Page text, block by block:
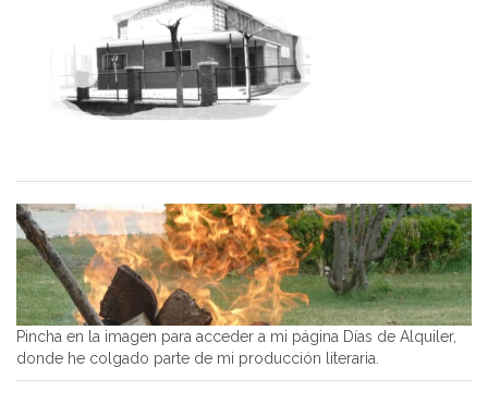
Pincha en la imagen para acceder a mi página Días de Alquiler,
donde he colgado parte de mi producción literaria.